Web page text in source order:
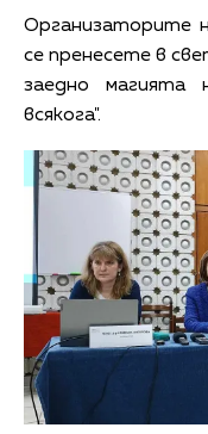
Организаторите
се пренесете в
заедно магията
всякога".